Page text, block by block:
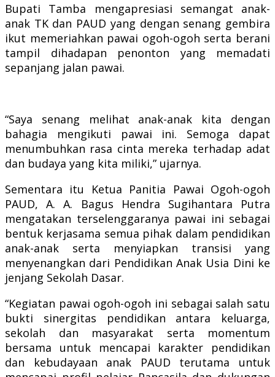
Bupati Tamba mengapresiasi semangat anak-
anak TK dan PAUD yang dengan senang gembira
ikut memeriahkan pawai ogoh-ogoh serta berani
tampil dihadapan penonton yang memadati
sepanjang jalan pawai.
“Saya senang melihat anak-anak kita dengan
bahagia mengikuti pawai ini. Semoga dapat
menumbuhkan rasa cinta mereka terhadap adat
dan budaya yang kita miliki,” ujarnya.
Sementara itu Ketua Panitia Pawai Ogoh-ogoh
PAUD, A. A. Bagus Hendra Sugihantara Putra
mengatakan terselenggaranya pawai ini sebagai
bentuk kerjasama semua pihak dalam pendidikan
anak-anak serta menyiapkan transisi yang
menyenangkan dari Pendidikan Anak Usia Dini ke
jenjang Sekolah Dasar.
“Kegiatan pawai ogoh-ogoh ini sebagai salah satu
bukti sinergitas pendidikan antara keluarga,
sekolah dan masyarakat serta momentum
bersama untuk mencapai karakter pendidikan
dan kebudayaan anak PAUD terutama untuk